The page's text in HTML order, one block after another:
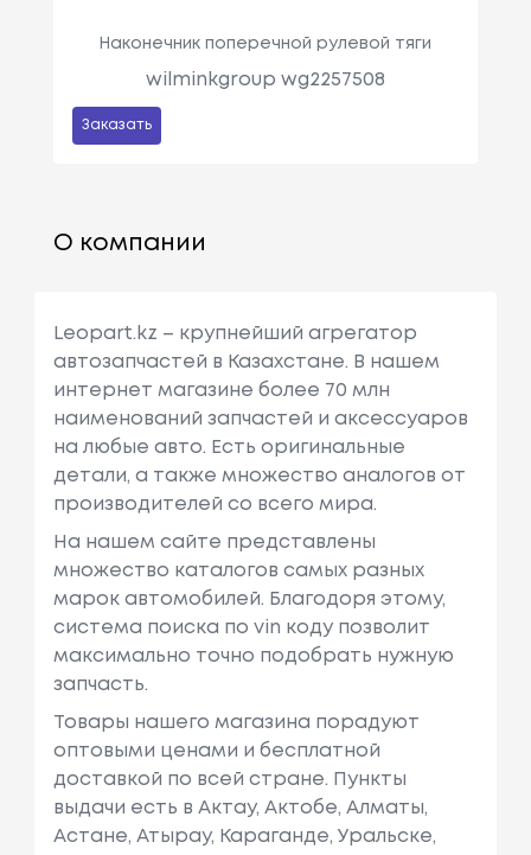
Наконечник поперечной рулевой тяги
wilminkgroup wg2257508
Заказать
О компании
Leopart.kz – крупнейший агрегатор
автозапчастей в Казахстане. В нашем
интернет магазине более 70 млн
наименований запчастей и аксессуаров
на любые авто. Есть оригинальные
детали, а также множество аналогов от
производителей со всего мира.
На нашем сайте представлены
множество каталогов самых разных
марок автомобилей. Благодоря этому,
система поиска по vin коду позволит
максимально точно подобрать нужную
запчасть.
Товары нашего магазина порадуют
оптовыми ценами и бесплатной
доставкой по всей стране. Пункты
выдачи есть в Актау, Актобе, Алматы,
Астане, Атырау, Караганде, Уральске,